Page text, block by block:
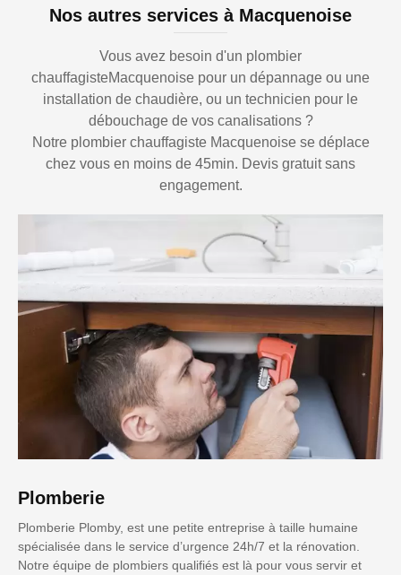
Nos autres services à Macquenoise
Vous avez besoin d'un plombier
chauffagisteMacquenoise pour un dépannage ou une
installation de chaudière, ou un technicien pour le
débouchage de vos canalisations ?
Notre plombier chauffagiste Macquenoise se déplace
chez vous en moins de 45min. Devis gratuit sans
engagement.
Plomberie
Plomberie Plomby, est une petite entreprise à taille humaine
spécialisée dans le service d’urgence 24h/7 et la rénovation.
Notre équipe de plombiers qualifiés est là pour vous servir et